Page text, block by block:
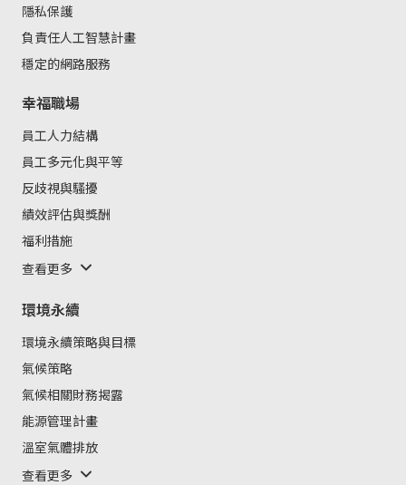
隱私保護
負責任人工智慧計畫
穩定的網路服務
幸福職場
員工人力結構
員工多元化與平等
反歧視與騷擾
績效評估與獎酬
福利措施
查看更多
環境永續
環境永續策略與目標
氣候策略
氣候相關財務揭露
能源管理計畫
溫室氣體排放
查看更多